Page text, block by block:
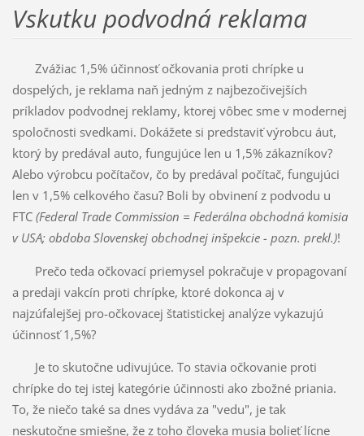
Vskutku podvodná reklama
Zvážiac 1,5% účinnosť očkovania proti chrípke u
dospelých, je reklama naň jedným z najbezočivejších
príkladov podvodnej reklamy, ktorej vôbec sme v modernej
spoločnosti svedkami. Dokážete si predstaviť výrobcu áut,
ktorý by predával auto, fungujúce len u 1,5% zákazníkov?
Alebo výrobcu počítačov, čo by predával počítač, fungujúci
len v 1,5% celkového času? Boli by obvinení z podvodu u
FTC (Federal Trade Commission = Federálna obchodná komisia
v USA; obdoba Slovenskej obchodnej inšpekcie - pozn. prekl.)!
Prečo teda očkovací priemysel pokračuje v propagovaní
a predaji vakcín proti chrípke, ktoré dokonca aj v
najzúfalejšej pro-očkovacej štatistickej analýze vykazujú
účinnosť 1,5%?
Je to skutočne udivujúce. To stavia očkovanie proti
chrípke do tej istej kategórie účinnosti ako zbožné priania.
To, že niečo také sa dnes vydáva za "vedu", je tak
neskutočne smiešne, že z toho človeka musia bolieť lícne